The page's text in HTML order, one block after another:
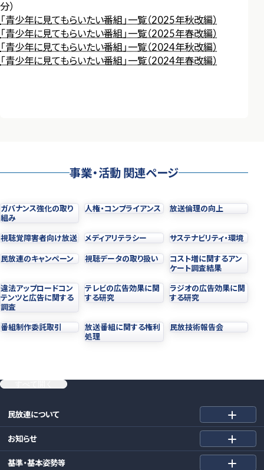
分）
「青少年に見てもらいたい番組」一覧（2025年秋改編）
「青少年に見てもらいたい番組」一覧（2025年春改編）
「青少年に見てもらいたい番組」一覧（2024年秋改編）
「青少年に見てもらいたい番組」一覧（2024年春改編）
事業・活動 関連ページ
ガバナンス強化の取り
組み
人権・コンプライアンス 放送倫理の向上
視聴覚障害者向け放送 メディアリテラシー サステナビリティ・環境
民放連のキャンペーン 視聴データの取り扱い
コスト増に関するアン
ケート調査結果
違法アップロードコン
テンツと広告に関する
調査
テレビの広告効果に関
する研究
ラジオの広告効果に関
する研究
番組制作委託取引
放送番組に関する権利
処理
民放技術報告会
民放連について
お知らせ
基準・基本姿勢等